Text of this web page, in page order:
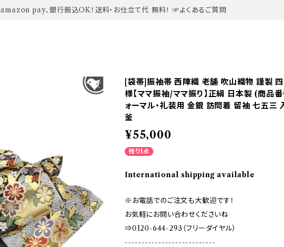
amazon pay、銀行振込OK！送料・お仕立て代 無料！ ☞よくあるご質問
[袋帯]振袖帯 西陣織 老舗 吹山織物 謹製
様【ママ振袖/ママ振り】正絹 日本製 (商品
ォーマル・礼装用 金銀 訪問着 留袖 七五三
釜
¥55,000
残り1点
International shipping available
※お電話でのご注文も大歓迎です！
お気軽にお問い合わせくださいね
⇒0120-644-293（フリーダイヤル）
---------------------------